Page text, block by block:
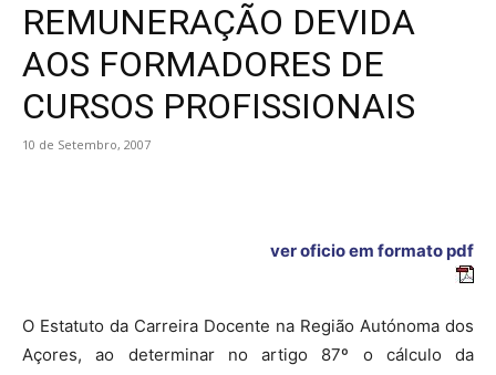
REMUNERAÇÃO DEVIDA
AOS FORMADORES DE
CURSOS PROFISSIONAIS
10 de Setembro, 2007
ver oficio em formato pdf
O Estatuto da Carreira Docente na Região Autónoma dos
Açores, ao determinar no artigo 87º o cálculo da